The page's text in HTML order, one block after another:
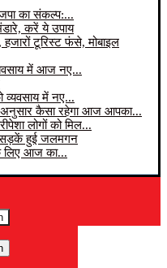
का संकल्प:...
करें ये उपाय
टूरिस्ट फंसे, मोबाइल
में आज नए...
में नए...
कैसा रहेगा आज आपका...
लोगों को मिल...
हुई जलमगन
लिए आज का...